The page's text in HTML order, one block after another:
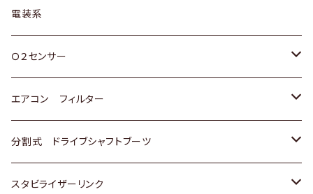
日野
三菱
スバル
マツダ
三菱
スバル
日産
ダイハツ
マツダ
三菱
スバル
スズキ
ダイハツ
三菱
スバル
トヨタ
ホンダ
スズキ
日産
いすゞ
電装系
Ｏ２センサー
トヨタ
ホンダ
スズキ
エアコン フィルター
トヨタ
ホンダ
分割式 ドライブシャフトブーツ
トヨタ
スタビライザーリンク